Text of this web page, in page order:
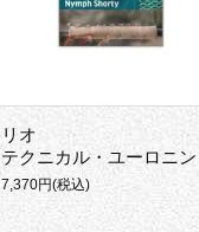
リオ
テクニカル・ユーロニンフ・ショーティー
7,370円(税込)